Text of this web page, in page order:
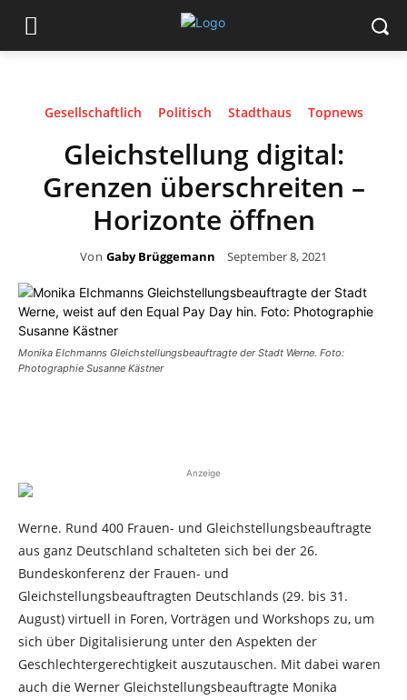
Gesellschaftlich Politisch Stadthaus Topnews
Gleichstellung digital:
Grenzen überschreiten –
Horizonte öffnen
Von Gaby Brüggemann September 8, 2021
Monika EIchmanns Gleichstellungsbeauftragte der Stadt Werne. Foto:
Photographie Susanne Kästner
Anzeige
Werne. Rund 400 Frauen- und Gleichstellungsbeauftragte
aus ganz Deutschland schalteten sich bei der 26.
Bundeskonferenz der Frauen- und
Gleichstellungsbeauftragten Deutschlands (29. bis 31.
August) virtuell in Foren, Vorträgen und Workshops zu, um
sich über Digitalisierung unter den Aspekten der
Geschlechtergerechtigkeit auszutauschen. Mit dabei waren
auch die Werner Gleichstellungsbeauftragte Monika